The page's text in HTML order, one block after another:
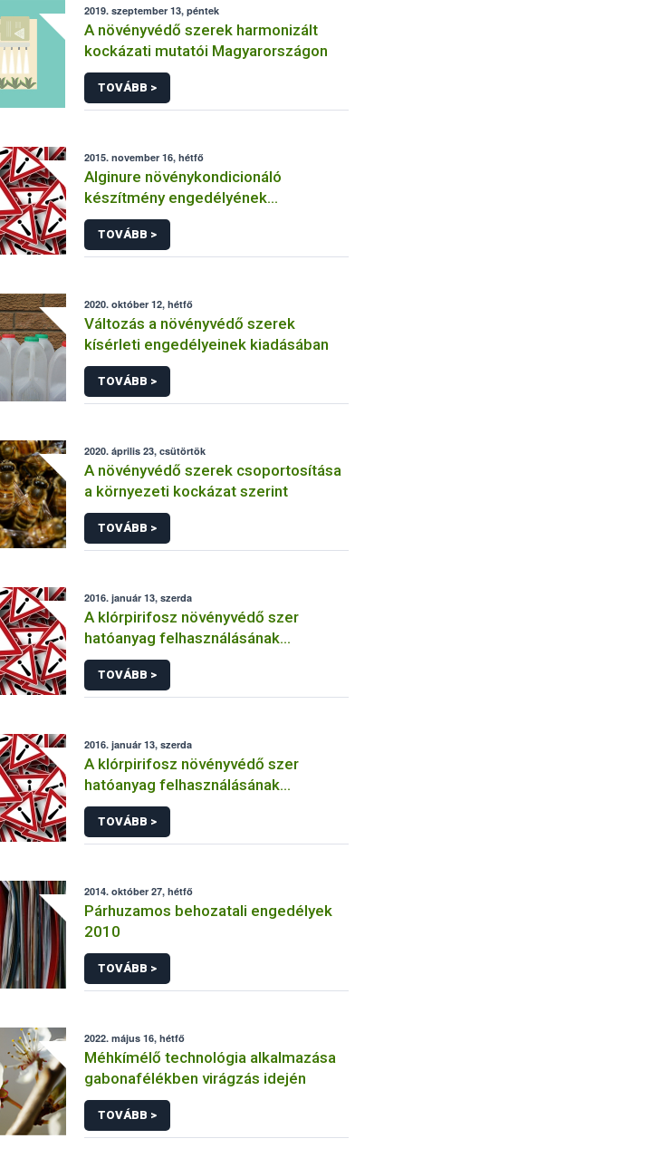
2019. szeptember 13, péntek
A növényvédő szerek harmonizált
kockázati mutatói Magyarországon
TOVÁBB >
2015. november 16, hétfő
Alginure növénykondicionáló
készítmény engedélyének
felfüggesztése
TOVÁBB >
2020. október 12, hétfő
Változás a növényvédő szerek
kísérleti engedélyeinek kiadásában
TOVÁBB >
2020. április 23, csütörtök
A növényvédő szerek csoportosítása
a környezeti kockázat szerint
TOVÁBB >
2016. január 13, szerda
A klórpirifosz növényvédő szer
hatóanyag felhasználásának
korlátozása
TOVÁBB >
2016. január 13, szerda
A klórpirifosz növényvédő szer
hatóanyag felhasználásának
korlátozása
TOVÁBB >
2014. október 27, hétfő
Párhuzamos behozatali engedélyek
2010
TOVÁBB >
2022. május 16, hétfő
Méhkímélő technológia alkalmazása
gabonafélékben virágzás idején
TOVÁBB >